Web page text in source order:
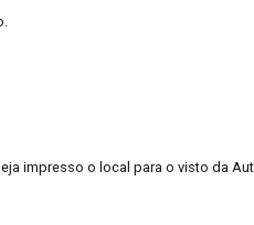
impresso o local para o visto da